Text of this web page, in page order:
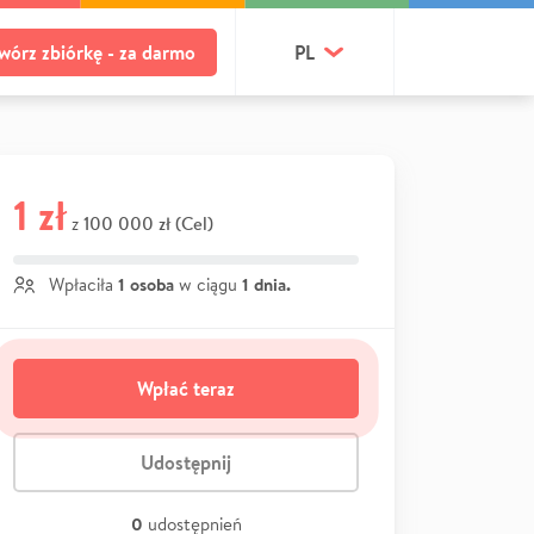
zbiórkę - za darmo PL
1 zł z 100 000 zł (Cel)
Wpłaciła 1 osoba w ciągu 1 dnia.
Wpłać teraz
Udostępnij
0 udostępnień